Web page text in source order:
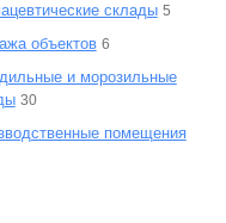
склады 5
объектов 6
и морозильные
30
помещения